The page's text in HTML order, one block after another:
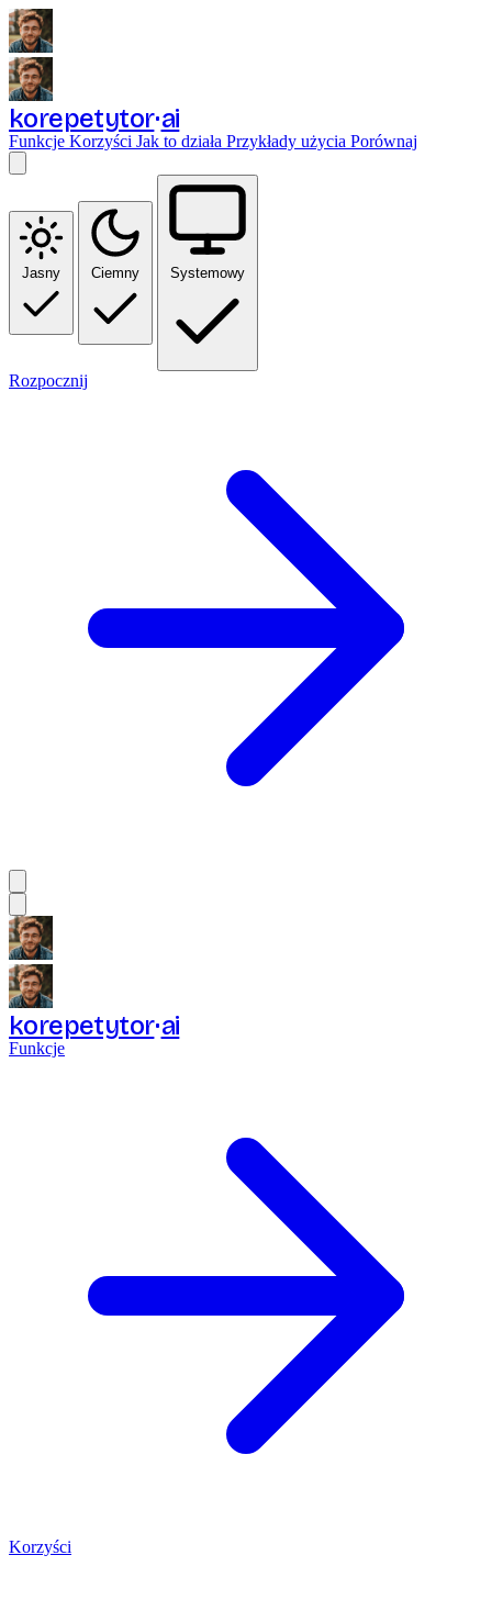
korepetytor ai
Funkcje Korzyści Jak to działa Przykłady użycia Porównaj
Jasny Ciemny Systemowy
Rozpocznij
korepetytor ai
Funkcje
Korzyści